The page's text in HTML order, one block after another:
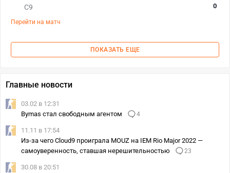
C9
0
Перейти на матч
ПОКАЗАТЬ ЕЩЕ
Главные новости
03.02 в 12:31
Bymas стал свободным агентом
4
11.11 в 17:54
Из-за чего Cloud9 проиграла MOUZ на IEM Rio Major 2022 —
самоуверенность, ставшая нерешительностью
23
30.08 в 20:51